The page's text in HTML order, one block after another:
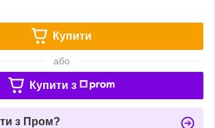
Купити
або
Купити з
з Пром?